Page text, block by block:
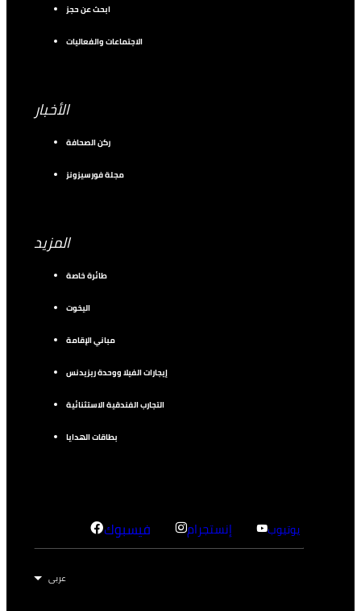
ابحث عن حجز
الاجتماعات والفعاليات
الأخبار
ركن الصحافة
مجلة فورسيزونز
المزيد
طائرة خاصة
اليخوت
مباني الإقامة
إيجارات الفيلا ووحدة ريزيدنس
التجارب الفندقية الاستثنائية
بطاقات الهدايا
فيسبوك إنستجرام يوتيوب